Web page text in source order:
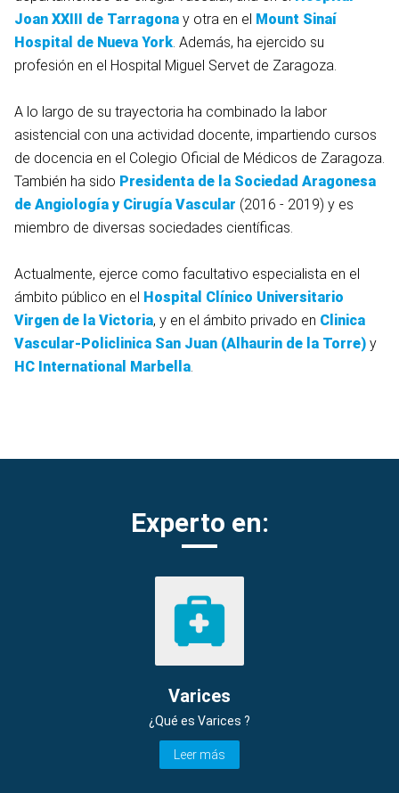
Joan XXIII de Tarragona y otra en el Mount Sinaí
Hospital de Nueva York. Además, ha ejercido su
profesión en el Hospital Miguel Servet de Zaragoza.
A lo largo de su trayectoria ha combinado la labor
asistencial con una actividad docente, impartiendo cursos
de docencia en el Colegio Oficial de Médicos de Zaragoza.
También ha sido Presidenta de la Sociedad Aragonesa
de Angiología y Cirugía Vascular (2016 - 2019) y es
miembro de diversas sociedades científicas.
Actualmente, ejerce como facultativo especialista en el
ámbito público en el Hospital Clínico Universitario
Virgen de la Victoria, y en el ámbito privado en Clinica
Vascular-Policlinica San Juan (Alhaurin de la Torre) y
HC International Marbella.
Experto en:
Varices
¿Qué es Varices ?
Leer más